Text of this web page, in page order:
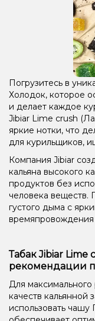
Мороженое,
Малина, Персик,
Лёд/Холодок,
Ежевика, Малина
Арбуз, Миндаль,
Маракуйя, Мята
Апельсин, Банан,
Конфеты, Лёд/
Кокос, Сливки/Крем
Анис/Двойное
Виноград, Ежевика,
Погрузитесь в
Холодок, которое
и делает каждое
Jibiar Lime crush
яркие нотки, что
для курильщиков,
Компания Jibiar
кальяна высокого
продуктов без
человека веществ.
густого дыма с
времяпровождения
Табак Jibiar
рекомендации
Для максимального
качеств кальянной
использовать чашу